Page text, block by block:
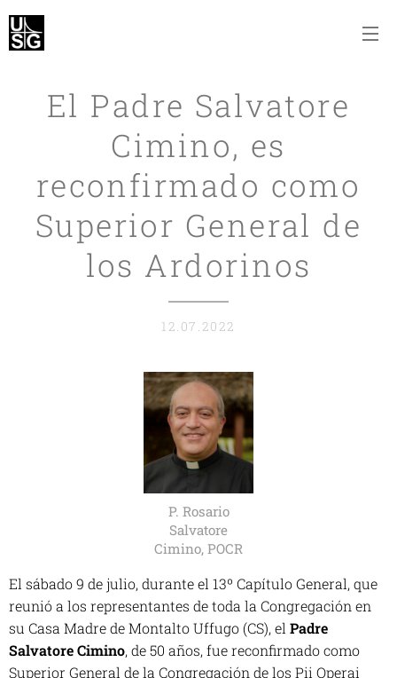
El Padre Salvatore
Cimino, es
reconfirmado como
Superior General de
los Ardorinos
12.07.2022
P. Rosario
Salvatore
Cimino, POCR
El sábado 9 de julio, durante el 13º Capítulo General, que
reunió a los representantes de toda la Congregación en
su Casa Madre de Montalto Uffugo (CS), el Padre
Salvatore Cimino, de 50 años, fue reconfirmado como
Superior General de la Congregación de los Pii Operai